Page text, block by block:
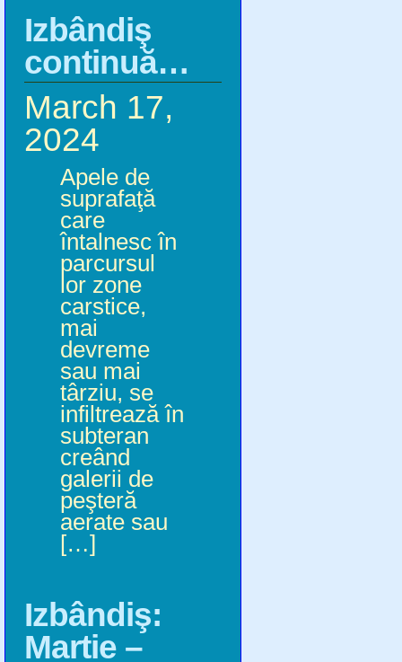
Izbândiş
continuă…
March 17,
2024
Apele de
suprafaţă
care
întalnesc în
parcursul
lor zone
carstice,
mai
devreme
sau mai
târziu, se
infiltrează în
subteran
creând
galerii de
peşteră
aerate sau
[…]
Izbândiş:
Martie –